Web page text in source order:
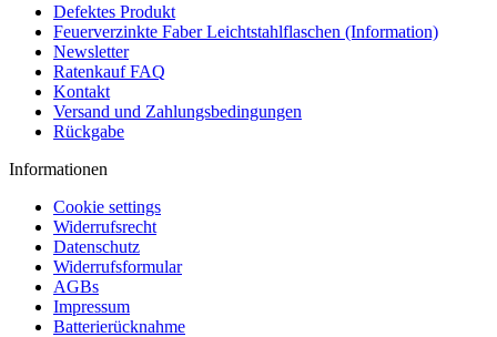
Defektes Produkt
Feuerverzinkte Faber Leichtstahlflaschen (Information)
Newsletter
Ratenkauf FAQ
Kontakt
Versand und Zahlungsbedingungen
Rückgabe
Informationen
Cookie settings
Widerrufsrecht
Datenschutz
Widerrufsformular
AGBs
Impressum
Batterierücknahme